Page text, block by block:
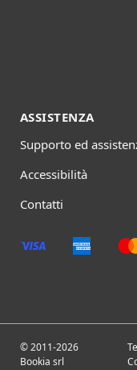
ASSISTENZA
Supporto ed
Accessibilità
Contatti
© 2011-2026
Bookia srl